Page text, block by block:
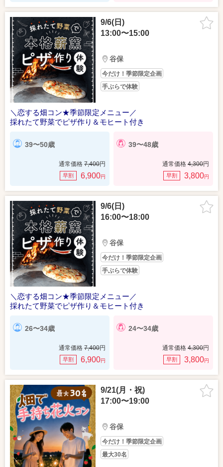
9/6(日)
13:00〜15:00
谷保
今だけ！季節限定企画
手ぶらで体験
＼恋する畑コン★季節限定メニュー／
採れたて野菜でピザ作り＆モヒート付き
39〜50歳
通常価格 7,400円
早割 6,900円
39〜48歳
通常価格 4,300円
早割 3,800円
9/6(日)
16:00〜18:00
谷保
今だけ！季節限定企画
手ぶらで体験
＼恋する畑コン★季節限定メニュー／
採れたて野菜でピザ作り＆モヒート付き
26〜34歳
通常価格 7,400円
早割 6,900円
24〜34歳
通常価格 4,300円
早割 3,800円
9/21(月・祝)
17:00〜19:00
谷保
今だけ！季節限定企画
最大30名